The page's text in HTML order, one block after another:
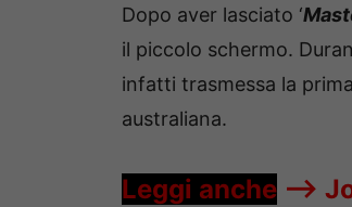
Dopo aver lasciato ‘
il piccolo schermo.
infatti trasmessa la
australiana.
Leggi anche —->